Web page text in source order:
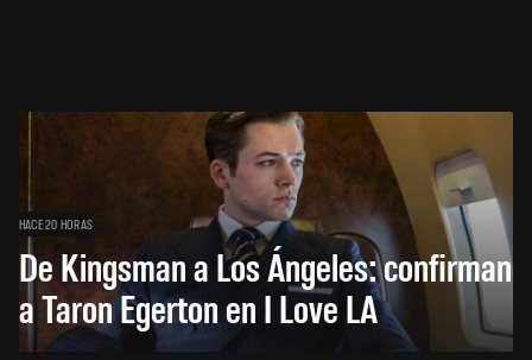
HACE 20 HORAS
De Kingsman a Los Ángeles: confirman
a Taron Egerton en I Love LA